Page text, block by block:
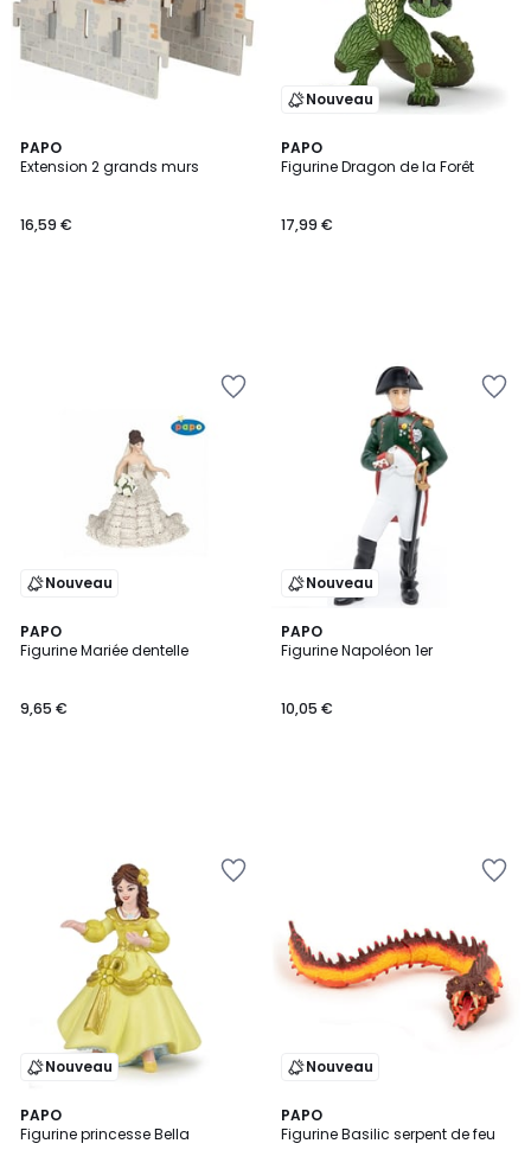
PAPO
Extension 2 grands murs
16,59 €
Nouveau
PAPO
Figurine Dragon de la Forêt
17,99 €
Nouveau
PAPO
Figurine Mariée dentelle
9,65 €
Nouveau
PAPO
Figurine Napoléon 1er
10,05 €
Nouveau
PAPO
Figurine princesse Bella
Nouveau
PAPO
Figurine Basilic serpent de feu